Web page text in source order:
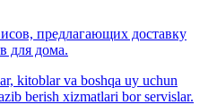
предлагающих доставку
для дома.
kitoblar va boshqa uy uchun
berish xizmatlari bor servislar.